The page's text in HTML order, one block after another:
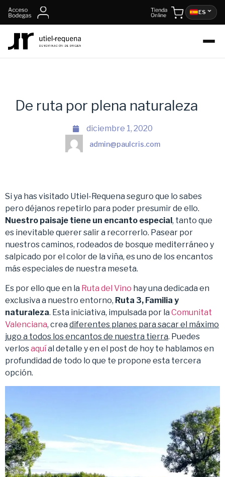
ES
De ruta por plena naturaleza
diciembre 1, 2020
admin@paulcris.com
Si ya has visitado Utiel-Requena seguro que lo sabes
pero déjanos repetirlo para poder presumir de ello.
Nuestro paisaje tiene un encanto especial , tanto que
es inevitable querer salir a recorrerlo. Pasear por
nuestros caminos, rodeados de bosque mediterráneo y
salpicado por el color de la viña, es uno de los encantos
más especiales de nuestra meseta.
Es por ello que en la Ruta del Vino hay una dedicada en
exclusiva a nuestro entorno, Ruta 3, Familia y
naturaleza. Esta iniciativa, impulsada por la Comunitat
Valenciana, crea diferentes planes para sacar el máximo
jugo a todos los encantos de nuestra tierra. Puedes
verlosaquíal detalle y en el post de hoy te hablamos en
profundidad de todo lo que te propone esta tercera
opción.